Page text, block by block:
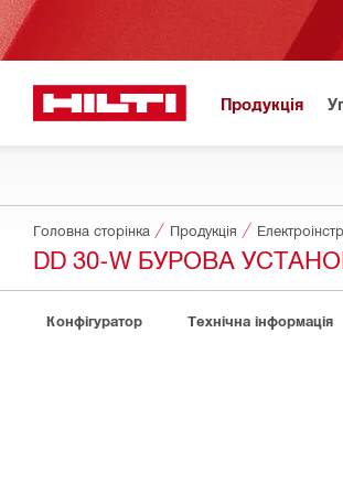
Продукція
Головна сторінка Продукція
DD 30-W БУРОВА
Конфігуратор Технічна інформація